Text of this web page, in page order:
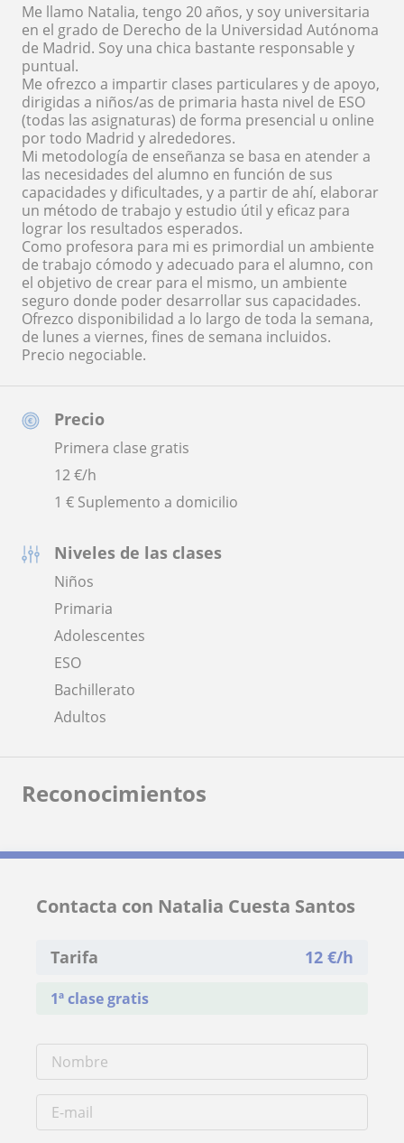
Precio
Primera clase gratis
12€/h
1 € Suplemento a domicilio
Niveles de las clases
Niños
Primaria
Adolescentes
ESO
Bachillerato
Adultos
Me llamo Natalia, tengo 20 años, y soy universitaria
en el grado de Derecho de la Universidad Autónoma
de Madrid. Soy una chica bastante responsable y
puntual.
Me ofrezco a impartir clases particulares y de apoyo,
dirigidas a niños/as de primaria hasta nivel de ESO
(todas las asignaturas) de forma presencial u online
por todo Madrid y alrededores.
Mi metodología de enseñanza se basa en atender a
las necesidades del alumno en función de sus
capacidades y dificultades, y a partir de ahí, elaborar
un método de trabajo y estudio útil y eficaz para
lograr los resultados esperados.
Como profesora para mi es primordial un ambiente
de trabajo cómodo y adecuado para el alumno, con
el objetivo de crear para el mismo, un ambiente
seguro donde poder desarrollar sus capacidades.
Ofrezco disponibilidad a lo largo de toda la semana,
de lunes a viernes, fines de semana incluidos.
Precio negociable.
Reconocimientos
Contacta con Natalia Cuesta Santos
Tarifa 12 €/h
1ª clase gratis